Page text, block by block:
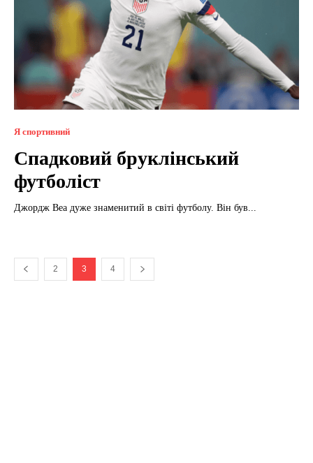
Я спортивний
Спадковий бруклінський
футболіст
Джордж Веа дуже знаменитий в світі футболу. Він був...
2 3 4